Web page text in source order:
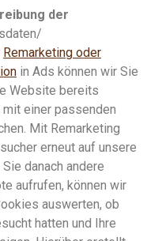
der
Remarketing oder
in Ads können wir Sie
Website bereits
einer passenden
Mit Remarketing
erneut auf unsere
danach andere
aufrufen, können wir
auswerten, ob
hatten und Ihre